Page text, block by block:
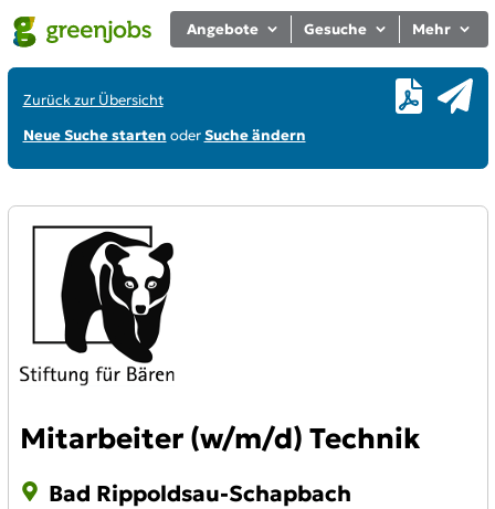
Angebote Gesuche Mehr
Zurück zur Übersicht
Neue Suche starten oderSuche ändern
Mitarbeiter (w/m/d) Technik
Bad Rippoldsau-Schapbach